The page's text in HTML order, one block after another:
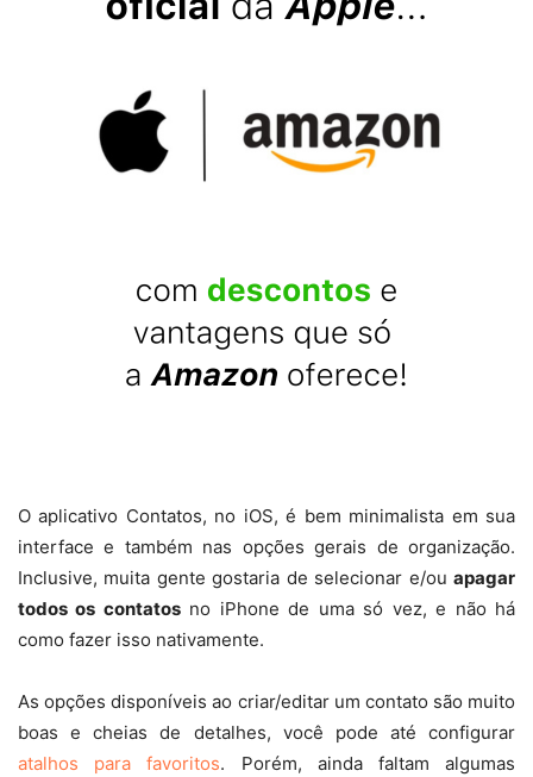
O aplicativo Contatos, no iOS, é bem minimalista em sua
interface e também nas opções gerais de organização.
Inclusive, muita gente gostaria de selecionar e/ou apagar
todos os contatosno iPhone de uma só vez, e não há
como fazer isso nativamente.
As opções disponíveis ao criar/editar um contato são muito
boas e cheias de detalhes, você pode até configurar
atalhos para favoritos. Porém, ainda faltam algumas